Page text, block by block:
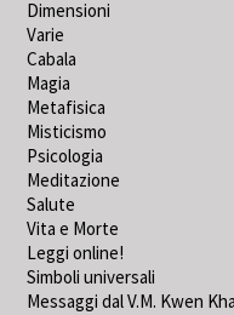
Dimensioni
Varie
Cabala
Magia
Metafisica
Misticismo
Psicologia
Meditazione
Salute
Vita e Morte
Leggi online!
Simboli universali
Messaggi dal V.M. Kwen